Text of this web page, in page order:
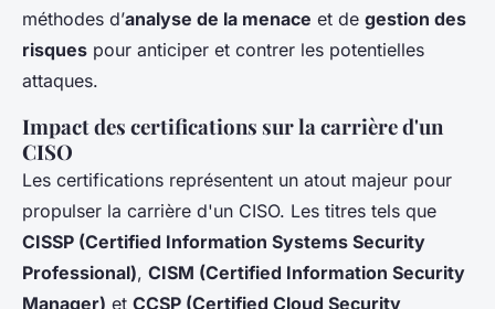
méthodes d’analyse de la menace et de gestion des
risques pour anticiper et contrer les potentielles
attaques.
Impact des certifications sur la carrière d'un
CISO
Les certifications représentent un atout majeur pour
propulser la carrière d'un CISO. Les titres tels que
CISSP (Certified Information Systems Security
Professional), CISM (Certified Information Security
Manager) et CCSP (Certified Cloud Security